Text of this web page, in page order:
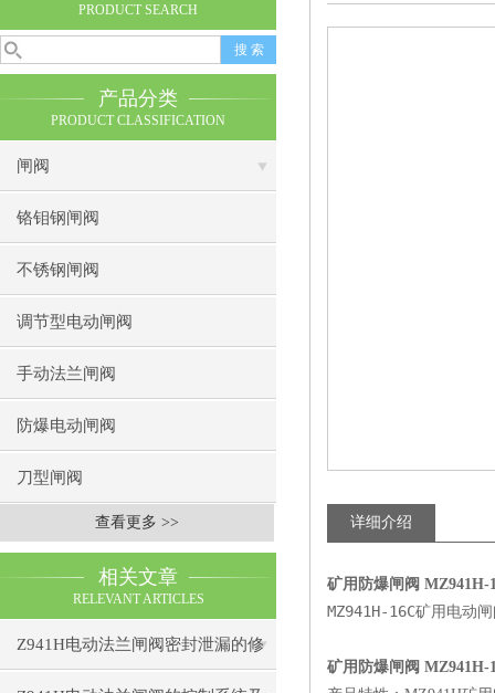
PRODUCT SEARCH
产品分类
PRODUCT CLASSIFICATION
闸阀
铬钼钢闸阀
不锈钢闸阀
调节型电动闸阀
手动法兰闸阀
防爆电动闸阀
刀型闸阀
查看更多 >>
相关文章
RELEVANT ARTICLES
Z941H电动法兰闸阀密封泄漏的修
详细介绍
矿用防爆闸阀 MZ941H-
MZ941H-16C矿用电动
矿用防爆闸阀 MZ941H-